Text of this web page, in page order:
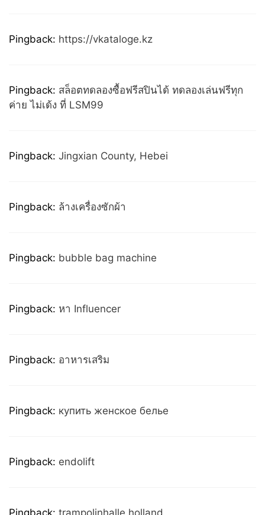
Pingback: https://vkataloge.kz
Pingback: สล็อตทดลองซื้อฟรีสปินได้ ทดลองเล่นฟรีทุก
ค่าย ไม่เด้ง ที่ LSM99
Pingback: Jingxian County, Hebei
Pingback: ล้างเครื่องซักผ้า
Pingback: bubble bag machine
Pingback: หา Influencer
Pingback: อาหารเสริม
Pingback: купить женское белье
Pingback: endolift
Pingback: trampolinhalle holland